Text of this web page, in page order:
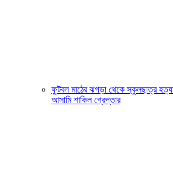
ফুটবল মাঠের ঝগড়া থেকে স্কুলছাত্র
আসামি শাকিল গ্রেপ্তার